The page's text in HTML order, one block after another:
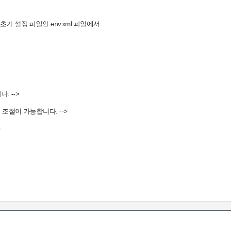
기 설정 파일인 env.xml 파일에서
. -->
절이 가능합니다. -->